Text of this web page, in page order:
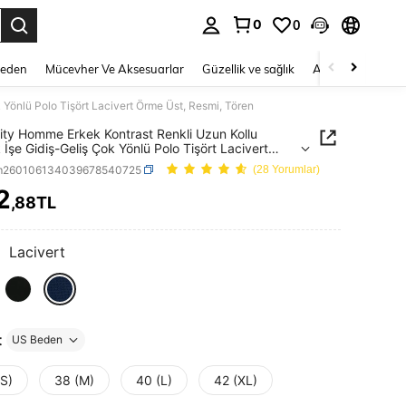
0 0
Mücevher Ve Aksesuarlar Güzellik ve sağlık Ayakkabı
Polo Tişört Lacivert Örme Üst, Resmi, Tören
Homme Erkek Kontrast Renkli Uzun Kollu
İşe Gidiş-Geliş Çok Yönlü Polo Tişört Lacivert
Resmi, Tören
(28 Yorumlar)
AND AVAILABILITY
,88TL
Lacivert
US Beden
38 (M) 40 (L) 42 (XL)